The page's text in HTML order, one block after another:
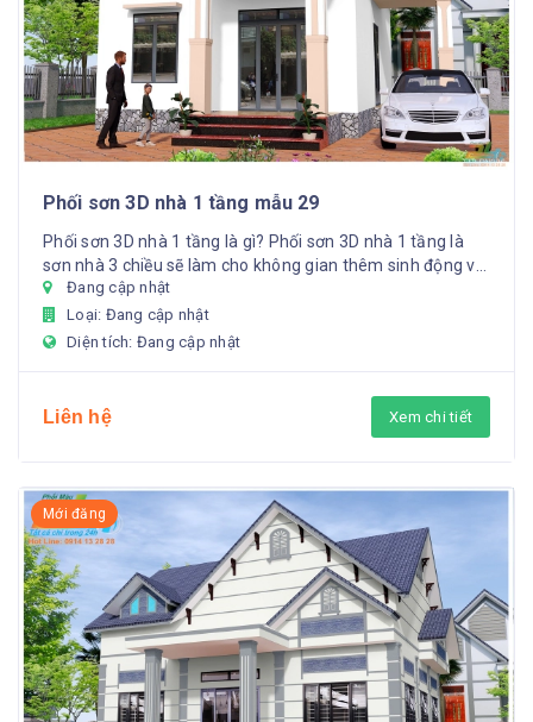
Phối sơn 3D nhà 1 tầng mẫu 29
Phối sơn 3D nhà 1 tầng là gì? Phối sơn 3D nhà 1 tầng là
sơn nhà 3 chiều sẽ làm cho không gian thêm sinh động và
sang ...
Đang cập nhật
Loại: Đang cập nhật
Diện tích: Đang cập nhật
Liên hệ Xem chi tiết
Mới đăng